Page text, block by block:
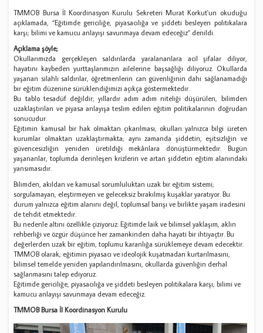
TMMOB Bursa İl Koordinasyon Kurulu Sekreteri Murat Korkut'un okuduğu
açıklamada, “Eğitimde gericiliğe, piyasacılığa ve şiddeti besleyen politikalara
karşı; bilimi ve kamucu anlayışı savunmaya devam edeceğiz” denildi.
Açıklama şöyle;
Okullarımızda gerçekleşen saldırılarda yaralananlara acil şifalar diliyor,
hayatını kaybeden yurttaşlarımızın ailelerine başsağlığı diliyoruz. Okullarda
yaşanan silahlı saldırılar, öğretmenlerin can güvenliğinin dahi sağlanamadığı
bir eğitim düzenine sürüklendiğimizi açıkça göstermektedir.
Bu tablo tesadüf değildir; yıllardır adım adım niteliği düşürülen, bilimden
uzaklaştırılan ve piyasa anlayışa teslim edilen eğitim politikalarının doğrudan
sonucudur.
Eğitimin kamusal bir hak olmaktan çıkarılması, okulları yalnızca bilgi üreten
kurumlar olmaktan uzaklaştırmakta; aynı zamanda şiddetin, eşitsizliğin ve
güvencesizliğin yeniden üretildiği mekânlara dönüştürmektedir. Bugün
yaşananlar, toplumda derinleşen krizlerin ve artan şiddetin eğitim alanındaki
yansımasıdır.
Bilimden, akıldan ve kamusal sorumluluktan uzak bir eğitim sistemi;
sorgulamayan, eleştirmeyen ve geleceksiz bırakılmış kuşaklar yaratıyor. Bu
durum yalnızca eğitim alanını değil, toplumsal barışı ve birlikte yaşam iradesini
de tehdit etmektedir.
Bu nedenle altını özellikle çiziyoruz: Eğitimde laik ve bilimsel yaklaşım, aklın
rehberliği ve özgür düşünce her zamankinden daha hayati bir ihtiyaçtır. Bu
değerlerden uzak bir eğitim, toplumu karanlığa sürüklemeye devam edecektir.
TMMOB olarak; eğitimin piyasacı ve ideolojik kuşatmadan kurtarılmasını,
bilimsel temelde yeniden yapılandırılmasını, okullarda güvenliğin derhal
sağlanmasını talep ediyoruz.
Eğitimde gericiliğe, piyasacılığa ve şiddeti besleyen politikalara karşı; bilimi ve
kamucu anlayışı savunmaya devam edeceğiz.
TMMOB Bursa İl Koordinasyon Kurulu